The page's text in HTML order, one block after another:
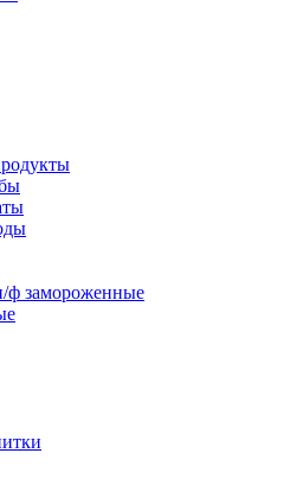
ф замороженные